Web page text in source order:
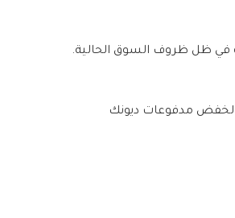
في ظل ظروف السوق الحالية.
لخفض مدفوعات ديونك